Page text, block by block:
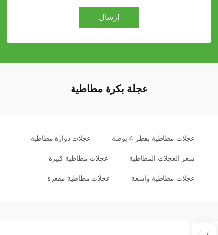
إرسال
عجلة بكرة مطاطية
عجلات مطاطية بقطر 4 بوصة عجلات دوارة مطاطية
سعر العجلات المطاطية عجلات مطاطية كبيرة
عجلات مطاطية واسعة عجلات مطاطية مقعرة